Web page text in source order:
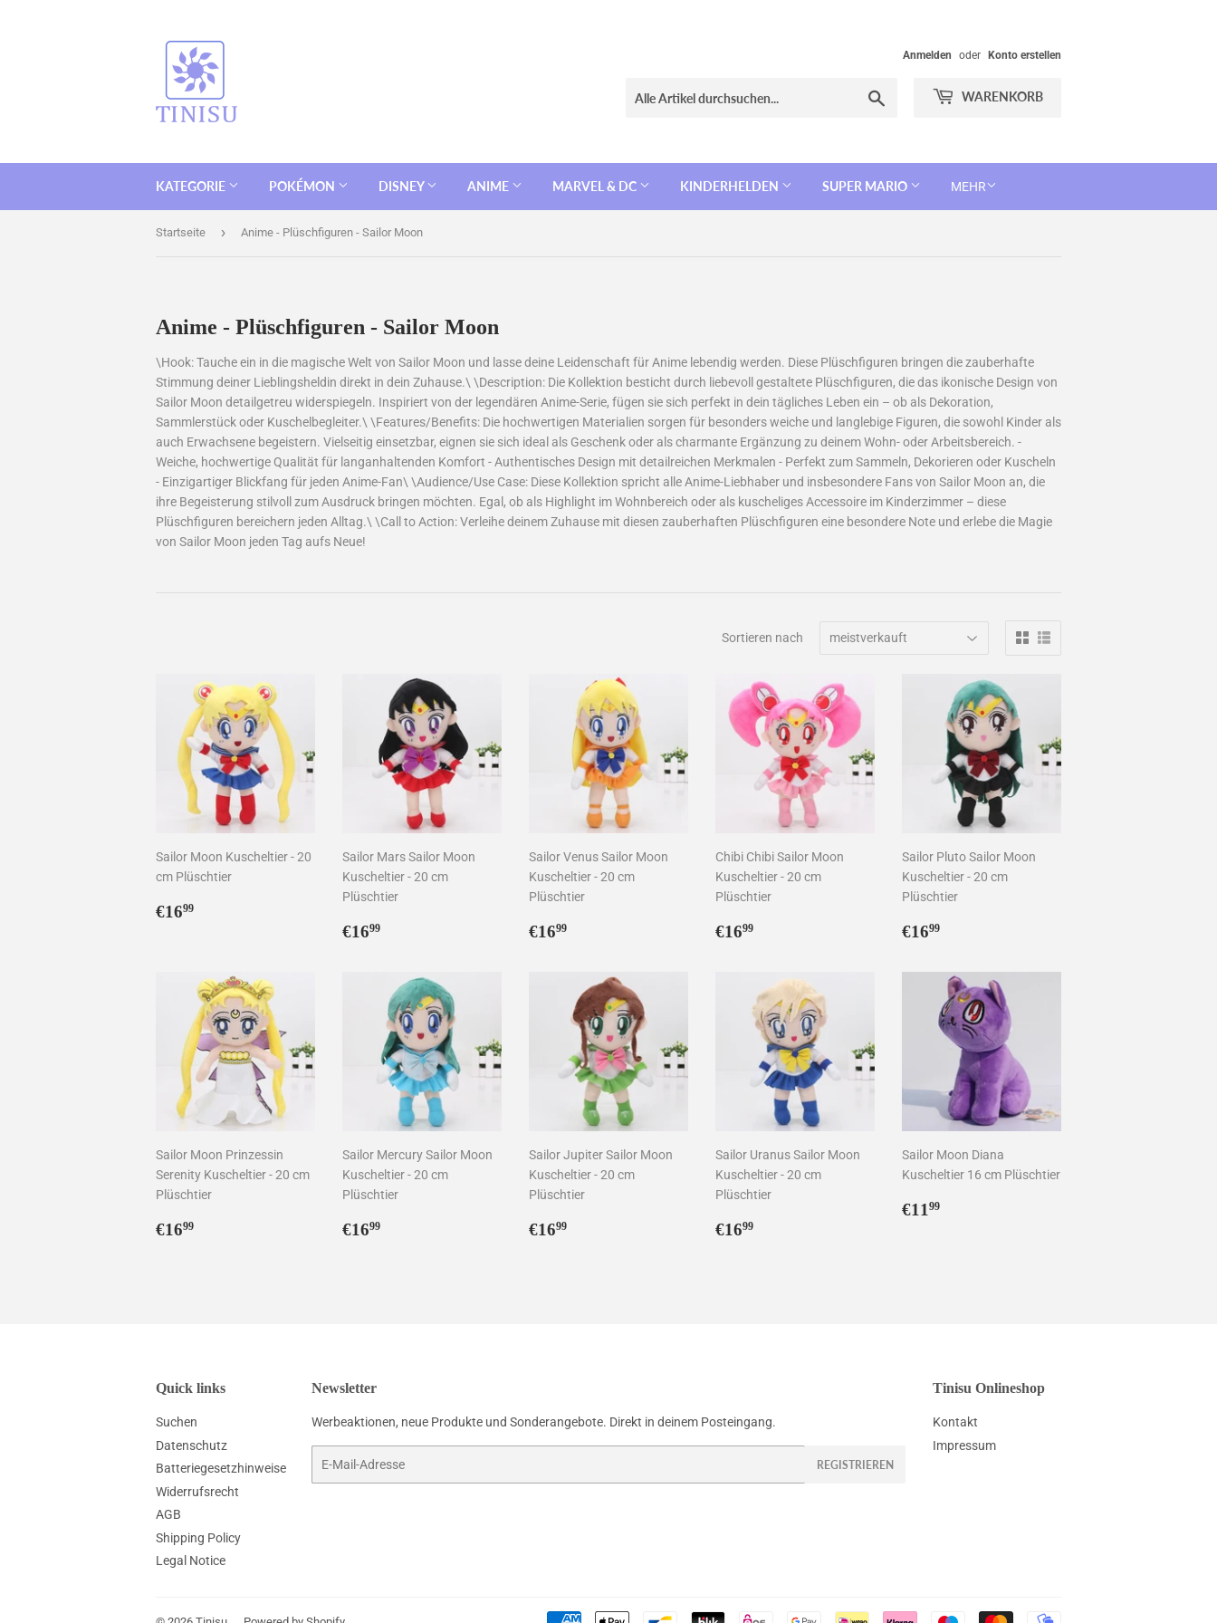
Anmelden oder Konto erstellen
WARENKORB
KATEGORIE POKÉMON DISNEY ANIME MARVEL & DC KINDERHELDEN SUPER MARIO MEHR
Startseite › Anime - Plüschfiguren - Sailor Moon
Anime - Plüschfiguren - Sailor Moon
\Hook: Tauche ein in die magische Welt von Sailor Moon und lasse deine Leidenschaft für Anime lebendig werden. Diese Plüschfiguren bringen die zauberhafte
Stimmung deiner Lieblingsheldin direkt in dein Zuhause.\ \Description: Die Kollektion besticht durch liebevoll gestaltete Plüschfiguren, die das ikonische Design von
Sailor Moon detailgetreu widerspiegeln. Inspiriert von der legendären Anime-Serie, fügen sie sich perfekt in dein tägliches Leben ein – ob als Dekoration,
Sammlerstück oder Kuschelbegleiter.\ \Features/Benefits: Die hochwertigen Materialien sorgen für besonders weiche und langlebige Figuren, die sowohl Kinder als
auch Erwachsene begeistern. Vielseitig einsetzbar, eignen sie sich ideal als Geschenk oder als charmante Ergänzung zu deinem Wohn- oder Arbeitsbereich. -
Weiche, hochwertige Qualität für langanhaltenden Komfort - Authentisches Design mit detailreichen Merkmalen - Perfekt zum Sammeln, Dekorieren oder Kuscheln
- Einzigartiger Blickfang für jeden Anime-Fan\ \Audience/Use Case: Diese Kollektion spricht alle Anime-Liebhaber und insbesondere Fans von Sailor Moon an, die
ihre Begeisterung stilvoll zum Ausdruck bringen möchten. Egal, ob als Highlight im Wohnbereich oder als kuscheliges Accessoire im Kinderzimmer – diese
Plüschfiguren bereichern jeden Alltag.\ \Call to Action: Verleihe deinem Zuhause mit diesen zauberhaften Plüschfiguren eine besondere Note und erlebe die Magie
von Sailor Moon jeden Tag aufs Neue!
Sortieren nach
Sailor Moon Kuscheltier - 20
cm Plüschtier
Normaler
€1699
Sailor Mars Sailor Moon
Kuscheltier - 20 cm
Plüschtier
Normaler
€1699
Sailor Venus Sailor Moon
Kuscheltier - 20 cm
Plüschtier
Normaler
€1699
Chibi Chibi Sailor Moon
Kuscheltier - 20 cm
Plüschtier
Normaler
€1699
Sailor Pluto Sailor Moon
Kuscheltier - 20 cm
Plüschtier
Normaler
€1699
Sailor Moon Prinzessin
Serenity Kuscheltier - 20 cm
Plüschtier
Normaler
€1699
Sailor Mercury Sailor Moon
Kuscheltier - 20 cm
Plüschtier
Normaler
€1699
Sailor Jupiter Sailor Moon
Kuscheltier - 20 cm
Plüschtier
Normaler
€1699
Sailor Uranus Sailor Moon
Kuscheltier - 20 cm
Plüschtier
Normaler
€1699
Sailor Moon Diana
Kuscheltier 16 cm Plüschtier
Normaler
€11 99
Quick links
Suchen
Datenschutz
Batteriegesetzhinweise
Widerrufsrecht
AGB
Shipping Policy
Legal Notice
Newsletter
Werbeaktionen, neue Produkte und Sonderangebote. Direkt in deinem Posteingang.
REGISTRIEREN
Tinisu Onlineshop
Kontakt
Impressum